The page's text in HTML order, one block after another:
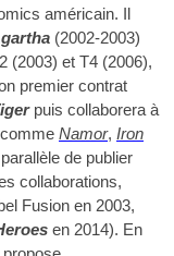
américain. Il
(2002-2003)
(2003) et T4 (2006),
premier contrat
puis collaborera à
Namor, Iron
de publier
collaborations,
Fusion en 2003,
en 2014). En